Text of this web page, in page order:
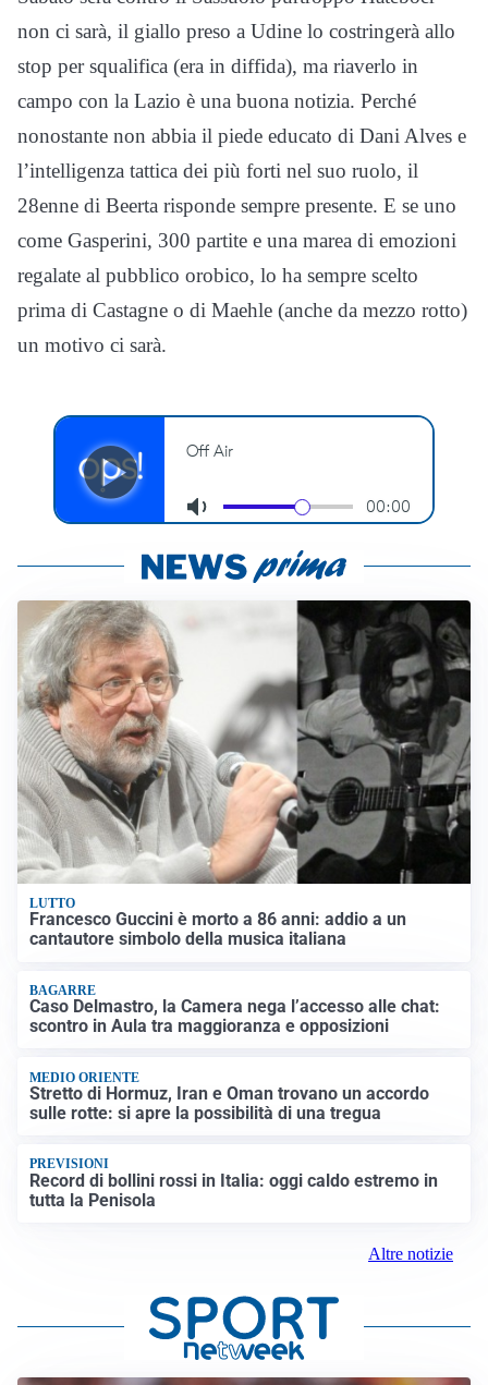
non ci sarà, il giallo preso a Udine lo costringerà allo
stop per squalifica (era in diffida), ma riaverlo in
campo con la Lazio è una buona notizia. Perché
nonostante non abbia il piede educato di Dani Alves e
l’intelligenza tattica dei più forti nel suo ruolo, il
28enne di Beerta risponde sempre presente. E se uno
come Gasperini, 300 partite e una marea di emozioni
regalate al pubblico orobico, lo ha sempre scelto
prima di Castagne o di Maehle (anche da mezzo rotto)
un motivo ci sarà.
LUTTO
Francesco Guccini è morto a 86 anni: addio a un
cantautore simbolo della musica italiana
BAGARRE
Caso Delmastro, la Camera nega l’accesso alle chat:
scontro in Aula tra maggioranza e opposizioni
MEDIO ORIENTE
Stretto di Hormuz, Iran e Oman trovano un accordo
sulle rotte: si apre la possibilità di una tregua
PREVISIONI
Record di bollini rossi in Italia: oggi caldo estremo in
tutta la Penisola
Altre notizie